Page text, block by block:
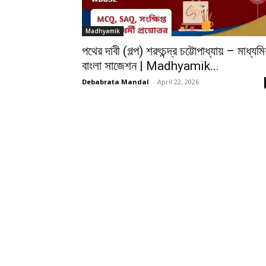
Madhyamik
পথের দাবী (গল্প) শরৎচন্দ্র চট্টোপাধ্যায় –
বাংলা সাজেশন | Madhyamik...
Debabrata Mandal - April 22, 2026